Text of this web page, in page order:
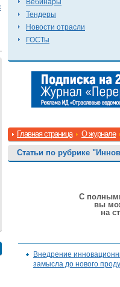
Вебинары
Тендеры
Новости отрасли
ГОСТы
Главная страница О журнале
Статьи по рубрике
С
вы
на
Внедрение
замысла до нового